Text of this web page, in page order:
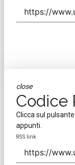
close
Codice
Clicca sul
appunti.
RSS link